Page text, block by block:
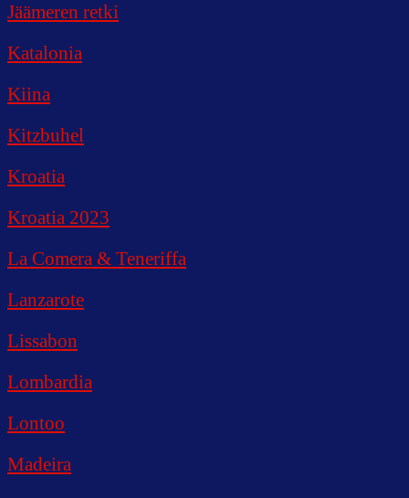
Jäämeren retki
Katalonia
Kiina
Kitzbuhel
Kroatia
Kroatia 2023
La Comera & Teneriffa
Lanzarote
Lissabon
Lombardia
Lontoo
Madeira